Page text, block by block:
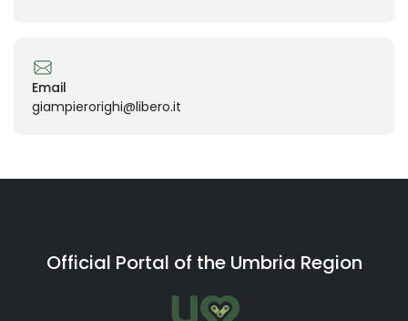
Email
giampierorighi@libero.it
Official Portal of the Umbria Region